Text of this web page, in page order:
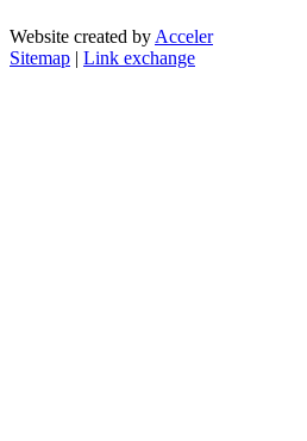
Website created by Acceler
Sitemap | Link exchange